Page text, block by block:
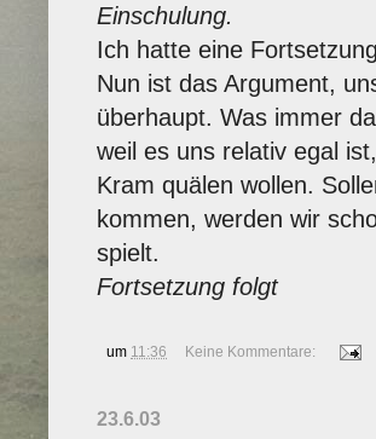
Einschulung.
Ich hatte eine Fortsetzung
Nun ist das Argument,
überhaupt. Was immer
weil es uns relativ egal
Kram quälen wollen.
kommen, werden wir
spielt.
Fortsetzung folgt
um 11:36 Keine Kommentare:
23.6.03